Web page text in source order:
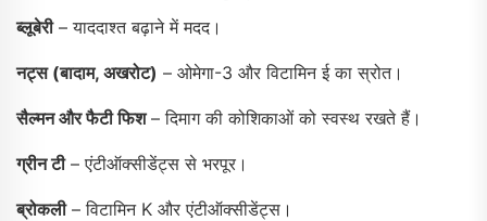
ब्लूबेरी– याददाश्त बढ़ाने में मदद।
नट्स (बादाम, अखरोट) – ओमेगा-3 और विटामिन ई का स्रोत।
सैल्मन और फैटी फिश– दिमाग की कोशिकाओं को स्वस्थ रखते हैं।
ग्रीन टी– एंटीऑक्सीडेंट्स से भरपूर।
ब्रोकली– विटामिन K और एंटीऑक्सीडेंट्स।